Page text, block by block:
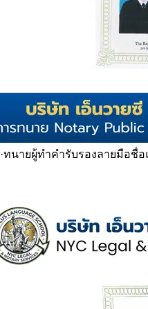
·ทนายผู้ทำคำรับรองลายมือชื่อ